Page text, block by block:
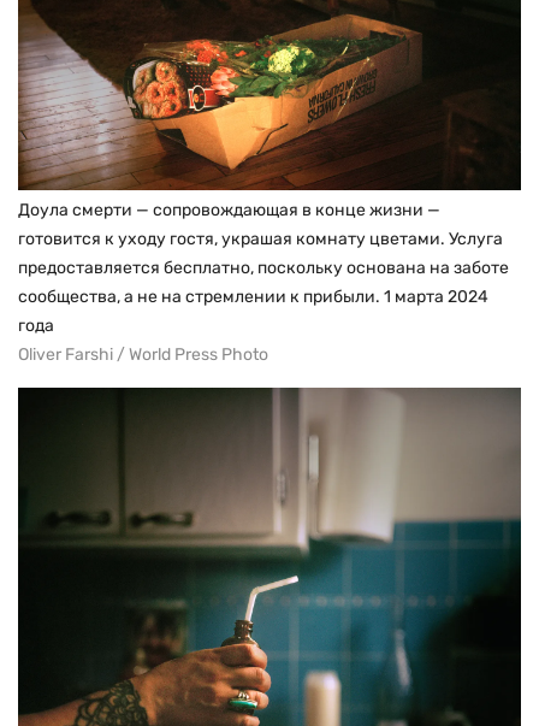
Доула смерти — сопровождающая в конце жизни —
готовится к уходу гостя, украшая комнату цветами. Услуга
предоставляется бесплатно, поскольку основана на заботе
сообщества, а не на стремлении к прибыли. 1 марта 2024
года
Oliver Farshi / World Press Photo